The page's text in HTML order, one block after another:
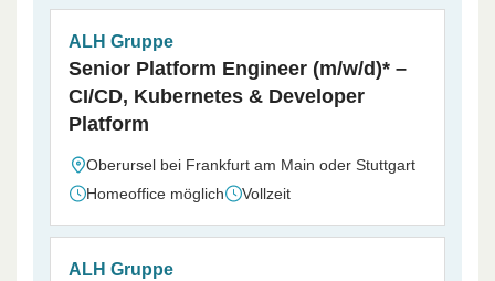
ALH Gruppe
Senior Platform Engineer (m/w/d)* –
CI/CD, Kubernetes & Developer
Platform
Oberursel bei Frankfurt am Main oder Stuttgart
Homeoffice möglich
Vollzeit
ALH Gruppe